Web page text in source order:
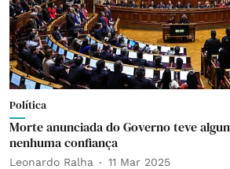
Política
Morte anunciada do Governo teve algum
nenhuma confiança
Leonardo Ralha 11 Mar 2025